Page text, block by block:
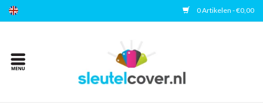
0 Artikelen - €0,00
Home